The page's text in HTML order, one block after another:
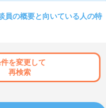
員の概要と向いている人の特
を変更して
再検索